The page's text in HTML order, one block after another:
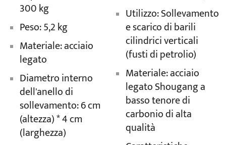
300 kg
Peso: 5,2 kg
Materiale: acciaio
legato
Diametro interno
dell'anello di
sollevamento: 6 cm
(altezza) * 4 cm
(larghezza)
Utilizzo: Sollevamento
e scarico di barili
cilindrici verticali
(fusti di petrolio)
Materiale: acciaio
legato Shougang a
basso tenore di
carbonio di alta
qualità